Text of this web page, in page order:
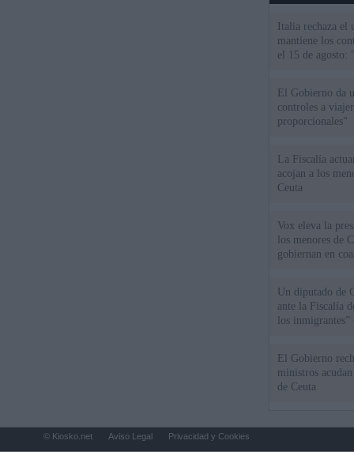
Italia rechaza
mantiene los
el 15 de agosto:
El Gobierno da
controles a
proporcionales"
La Fiscalía
acojan a los
Ceuta
Vox eleva la
los menores de
gobiernan en
Un diputado de
ante la Fiscalía
los inmigrantes”
El Gobierno
ministros
de Ceuta
© Kiosko.net Aviso Legal Privacidad y Cookies